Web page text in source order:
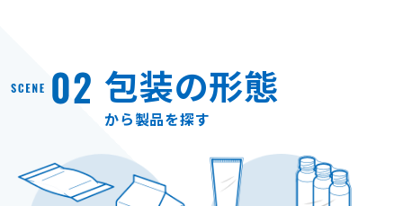
包装の形態
から製品を探す